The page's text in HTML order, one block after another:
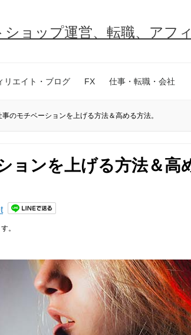
ョップ運営、転職、アフ
リエイト・ブログ FX 仕事・転職・会社
事のモチベーションを上げる方法＆高める方法。
ョンを上げる方法＆高
。